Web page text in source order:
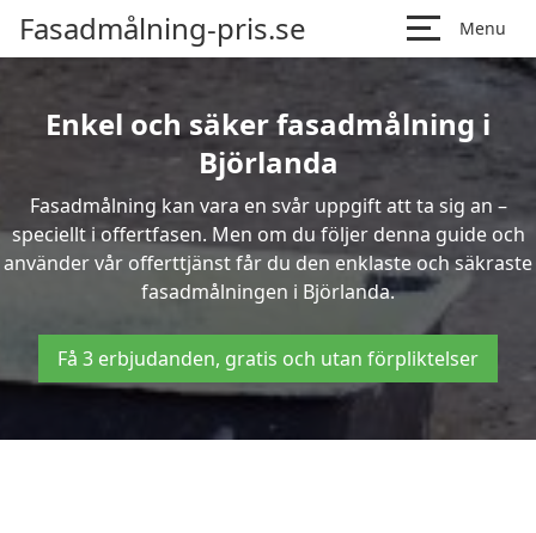
Fasadmålning-pris.se Menu
Enkel och säker fasadmålning i
Björlanda
Fasadmålning kan vara en svår uppgift att ta sig an –
speciellt i offertfasen. Men om du följer denna guide och
använder vår offerttjänst får du den enklaste och säkraste
fasadmålningen i Björlanda.
Få 3 erbjudanden, gratis och utan förpliktelser